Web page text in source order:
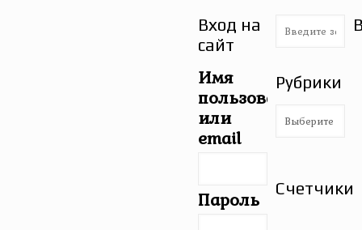
Вход на
сайт
Имя
пользователя
или
email
Пароль
Рубрики
Рубрики
Счетчики